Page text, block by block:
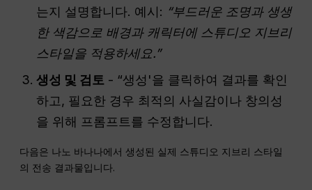
는지 설명합니다. 예시: “부드러운 조명과 생생
한 색감으로 배경과 캐릭터에 스튜디오 지브리
스타일을 적용하세요.”
생성 및 검토 - “생성'을 클릭하여 결과를 확인
하고, 필요한 경우 최적의 사실감이나 창의성
을 위해 프롬프트를 수정합니다.
다음은 나노 바나나에서 생성된 실제 스튜디오 지브리 스타일
의 전송 결과물입니다.